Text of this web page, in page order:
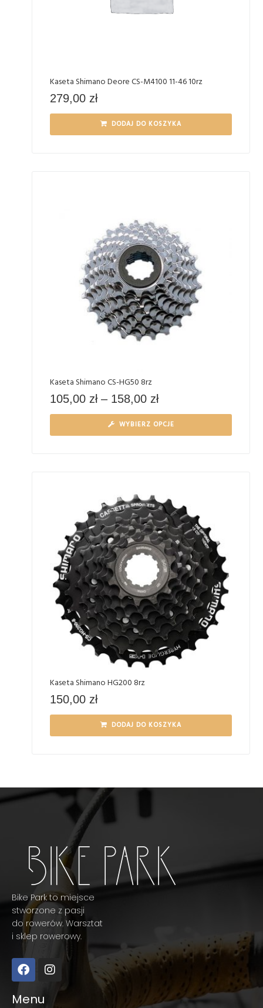
Kaseta Shimano Deore CS-M4100 11-46 10rz
279,00 zł
DODAJ DO KOSZYKA
Kaseta Shimano CS-HG50 8rz
105,00 zł – 158,00 zł
WYBIERZ OPCJE
Kaseta Shimano HG200 8rz
150,00 zł
DODAJ DO KOSZYKA
Bike Park to miejsce
stworzone z pasji
do rowerów. Warsztat
i sklep rowerowy.
Menu